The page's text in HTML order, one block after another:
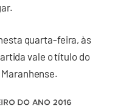
quarta-feira, às
vale o título do